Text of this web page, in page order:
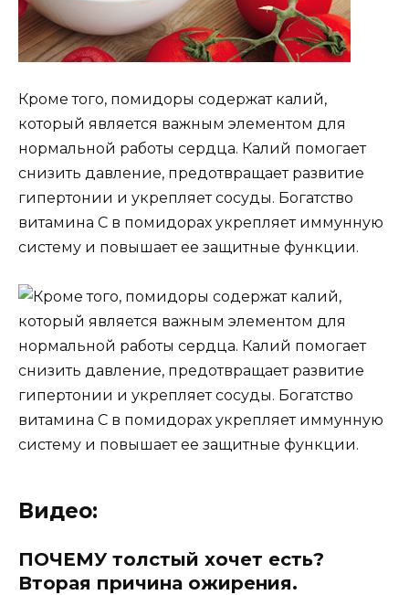
Кроме того, помидоры содержат калий,
который является важным элементом для
нормальной работы сердца. Калий помогает
снизить давление, предотвращает развитие
гипертонии и укрепляет сосуды. Богатство
витамина С в помидорах укрепляет иммунную
систему и повышает ее защитные функции.
Видео:
ПОЧЕМУ толстый хочет есть?
Вторая причина ожирения.